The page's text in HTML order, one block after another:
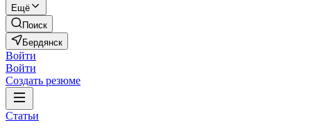
Ещё
Поиск
Бердянск
Войти
Войти
Создать резюме
Статьи